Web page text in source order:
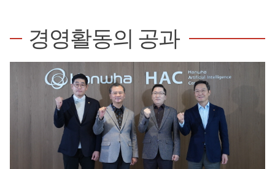
경영활동의 공과